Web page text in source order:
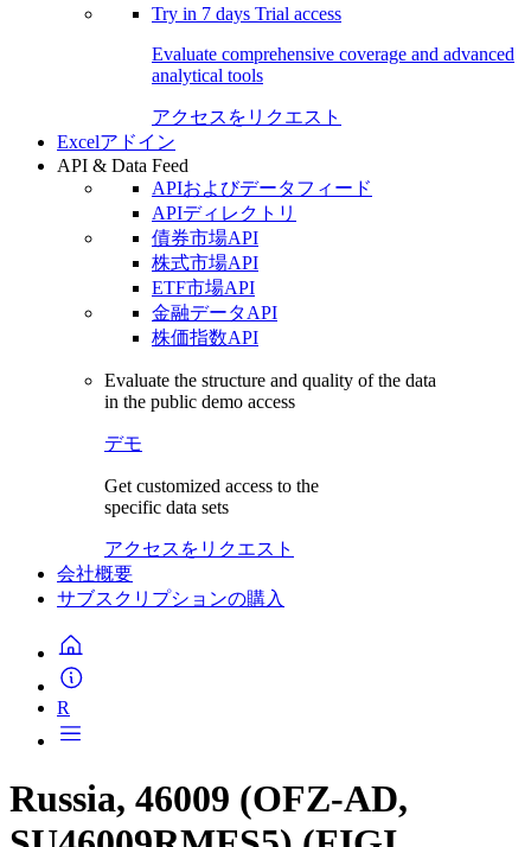
Try in 7 days Trial access
Evaluate comprehensive coverage and advanced
analytical tools
アクセスをリクエスト
Excelアドイン
API & Data Feed
APIおよびデータフィード
APIディレクトリ
債券市場API
株式市場API
ETF市場API
金融データAPI
株価指数API
Evaluate the structure and quality of the data
in the public demo access
デモ
Get customized access to the
specific data sets
アクセスをリクエスト
会社概要
サブスクリプションの購入
R
Russia, 46009 (OFZ-AD,